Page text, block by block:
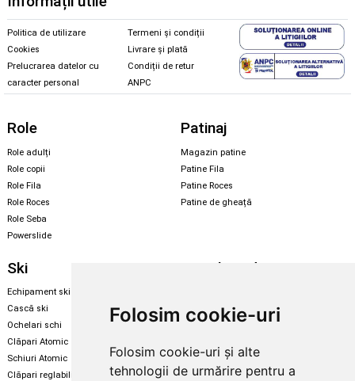
Folosim cookie-uri
Folosim cookie-uri și alte
tehnologii de urmărire pentru a
Politica de utilizare
Cookies
Prelucrarea datelor cu
caracter personal
Termeni și condiții
Livrare și plată
Condiții de retur
ANPC
Role
Role adulți
Role copii
Role Fila
Role Roces
Role Seba
Powerslide
Patinaj
Magazin patine
Patine Fila
Patine Roces
Patine de gheață
Ski
Echipament ski
Cască ski
Ochelari schi
Clăpari Atomic
Schiuri Atomic
Clăpari reglabili
Snowboard
Echipament snowboard
Legături Rome SDS
Skate & longboard